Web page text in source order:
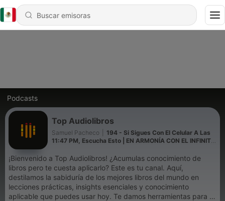
Podcasts
Top Audiolibros
Samuel Pacheco
194 - Si Sigues Con El Celular A Las
11:47 PM, Escucha Esto | EN ARMONÍA CON EL INFINITO
¡Bienvenido a Top Audiolibros! ¿Acumulas conocimiento de
libros pero te cuesta aplicarlo? Este es tu canal. Aquí,
destilamos la sabiduría de los mejores libros del mundo en
lecciones prácticas, insights esenciales y conocimiento
aplicable que puedes usar hoy. Te damos herramientas para la